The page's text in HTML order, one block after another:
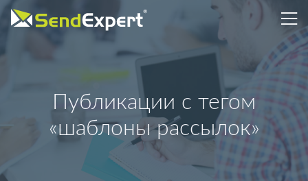
Публикации с тегом
«шаблоны рассылок»